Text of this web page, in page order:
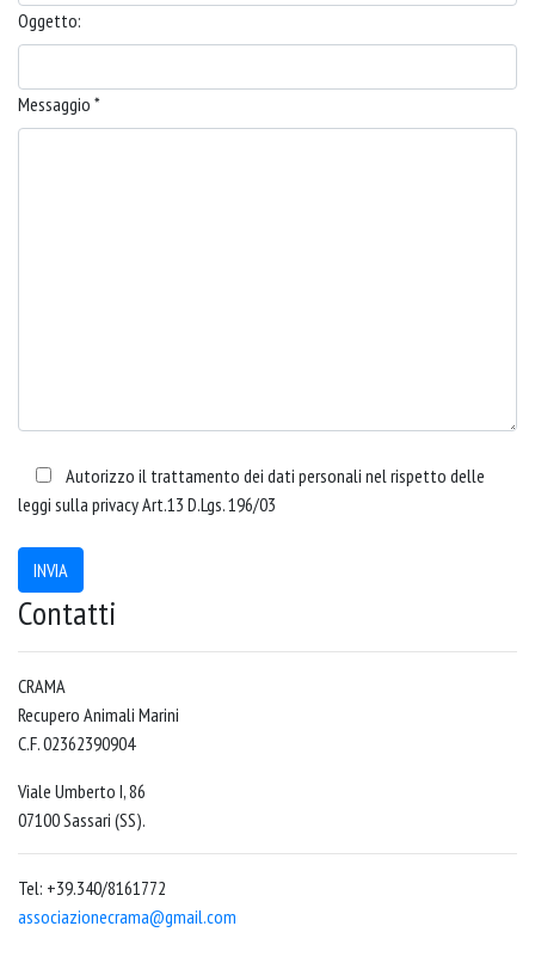
Oggetto:
Messaggio *
Autorizzo il trattamento dei dati personali nel rispetto delle
leggi sulla privacy Art.13 D.Lgs. 196/03
INVIA
Contatti
CRAMA
Recupero Animali Marini
C.F. 02362390904
Viale Umberto I, 86
07100 Sassari (SS).
Tel: +39.340/8161772
associazionecrama@gmail.com